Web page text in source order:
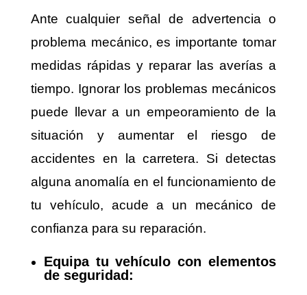
Ante cualquier señal de advertencia o
problema mecánico, es importante tomar
medidas rápidas y reparar las averías a
tiempo. Ignorar los problemas mecánicos
puede llevar a un empeoramiento de la
situación y aumentar el riesgo de
accidentes en la carretera. Si detectas
alguna anomalía en el funcionamiento de
tu vehículo, acude a un mecánico de
confianza para su reparación.
Equipa tu vehículo con elementos
de seguridad: